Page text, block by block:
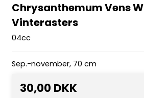
Chrysanthemum Vens
Vinterasters
04cc
Sep.-november, 70 cm
30,00 DKK